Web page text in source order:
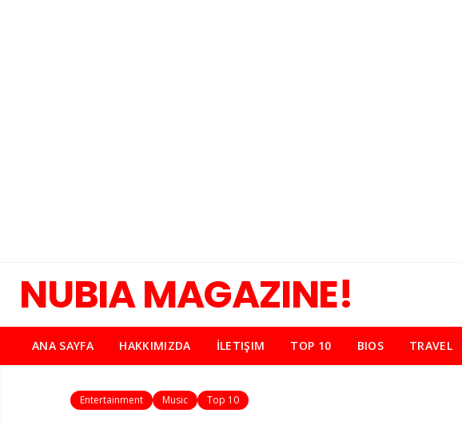
NUBIA MAGAZINE!
ANA SAYFA HAKKIMIZDA İLETIŞIM TOP 10 BIOS TRAVEL
Entertainment Music Top 10